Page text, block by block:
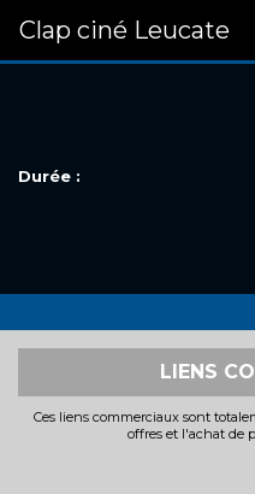
Clap ciné Leucate
Durée :
LIENS
Ces liens commerciaux sont
offres et l'achat de